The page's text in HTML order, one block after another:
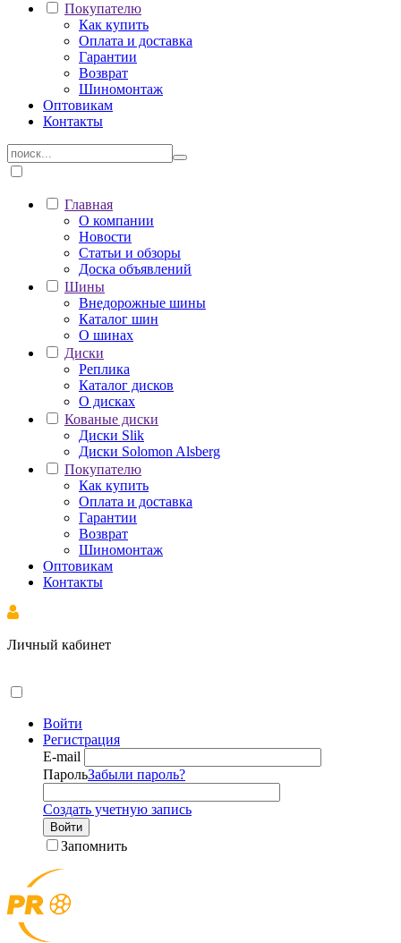
Покупателю
Как купить
Оплата и доставка
Гарантии
Возврат
Шиномонтаж
Оптовикам
Контакты
Главная
О компании
Новости
Статьи и обзоры
Доска объявлений
Шины
Внедорожные шины
Каталог шин
О шинах
Диски
Реплика
Каталог дисков
О дисках
Кованые диски
Диски Slik
Диски Solomon Alsberg
Покупателю
Как купить
Оплата и доставка
Гарантии
Возврат
Шиномонтаж
Оптовикам
Контакты
Личный кабинет
Войти
Регистрация
E-mail
ПарольЗабыли пароль?
Создать учетную запись
Войти
Запомнить